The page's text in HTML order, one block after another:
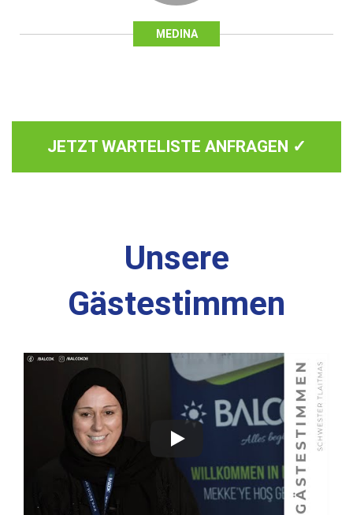
MEDINA
JETZT WARTELISTE ANFRAGEN ✓
Unsere
Gästestimmen